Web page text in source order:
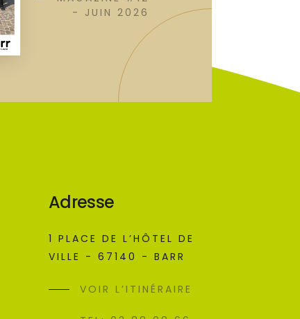
- JUIN 2026
Adresse
1 PLACE DE L’HÔTEL DE
VILLE - 67140 - BARR
VOIR L’ITINÉRAIRE